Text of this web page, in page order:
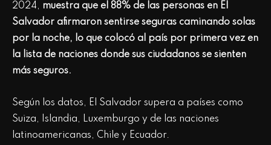
2024, muestra que el 88% de las personas en El
Salvador afirmaron sentirse seguras caminando solas
por la noche, lo que colocó al país por primera vez en
la lista de naciones donde sus ciudadanos se sienten
más seguros.
Según los datos, El Salvador supera a países como
Suiza, Islandia, Luxemburgo y de las naciones
latinoamericanas, Chile y Ecuador.